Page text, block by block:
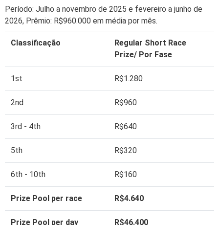
Período: Julho a novembro de 2025 e fevereiro a junho de
2026, Prêmio: R$960.000 em média por mês.
Classificação
Regular Short Race
Prize/ Por Fase
1st R$1.280
2nd R$960
3rd - 4th R$640
5th R$320
6th - 10th R$160
Prize Pool per race R$4.640
Prize Pool per day R$46.400